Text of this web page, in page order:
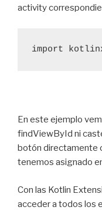
activity
En este ejemplo
findViewById ni
botón directamente
tenemos asignado
Con las Kotlin
acceder a todos los